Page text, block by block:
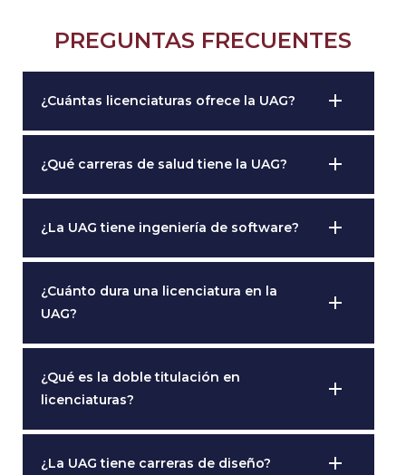
PREGUNTAS FRECUENTES
¿Cuántas licenciaturas ofrece la UAG? add
¿Qué carreras de salud tiene la UAG? add
¿La UAG tiene ingeniería de software? add
¿Cuánto dura una licenciatura en la
UAG?
add
¿Qué es la doble titulación en
licenciaturas?
add
¿La UAG tiene carreras de diseño? add